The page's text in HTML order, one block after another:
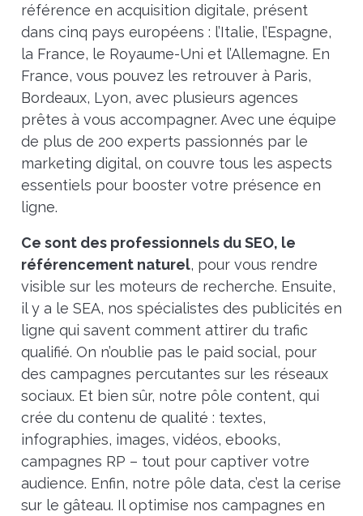
référence en acquisition digitale, présent
dans cinq pays européens : l’Italie, l’Espagne,
la France, le Royaume-Uni et l’Allemagne. En
France, vous pouvez les retrouver à Paris,
Bordeaux, Lyon, avec plusieurs agences
prêtes à vous accompagner. Avec une équipe
de plus de 200 experts passionnés par le
marketing digital, on couvre tous les aspects
essentiels pour booster votre présence en
ligne.
Ce sont des professionnels du SEO, le
référencement naturel, pour vous rendre
visible sur les moteurs de recherche. Ensuite,
il y a le SEA, nos spécialistes des publicités en
ligne qui savent comment attirer du trafic
qualifié. On n’oublie pas le paid social, pour
des campagnes percutantes sur les réseaux
sociaux. Et bien sûr, notre pôle content, qui
crée du contenu de qualité : textes,
infographies, images, vidéos, ebooks,
campagnes RP – tout pour captiver votre
audience. Enfin, notre pôle data, c’est la cerise
sur le gâteau. Il optimise nos campagnes en